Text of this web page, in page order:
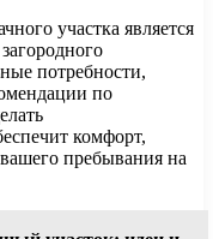
участка является
потребности,
по
комфорт,
пребывания на